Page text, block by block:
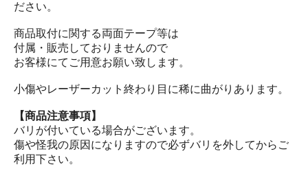
ださい。
商品取付に関する両面テープ等は
付属・販売しておりませんので
お客様にてご用意お願い致します。
小傷やレーザーカット終わり目に稀に曲がりあります。
【商品注意事項】
バリが付いている場合がございます。
傷や怪我の原因になりますので必ずバリを外してからご
利用下さい。